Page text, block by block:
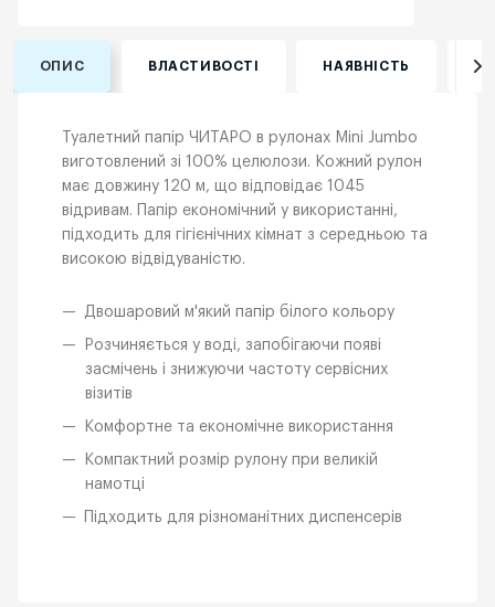
ОПИС ВЛАСТИВОСТІ НАЯВНІСТЬ
Туалетний папір ЧИТАРО в рулонах Mini Jumbo
виготовлений зі 100% целюлози. Кожний рулон
має довжину 120 м, що відповідає 1045
відривам. Папір економічний у використанні,
підходить для гігієнічних кімнат з середньою та
високою відвідуваністю.
Двошаровий м'який папір білого кольору
Розчиняється у воді, запобігаючи появі
засмічень і знижуючи частоту сервісних
візитів
Комфортне та економічне використання
Компактний розмір рулону при великій
намотці
Підходить для різноманітних диспенсерів